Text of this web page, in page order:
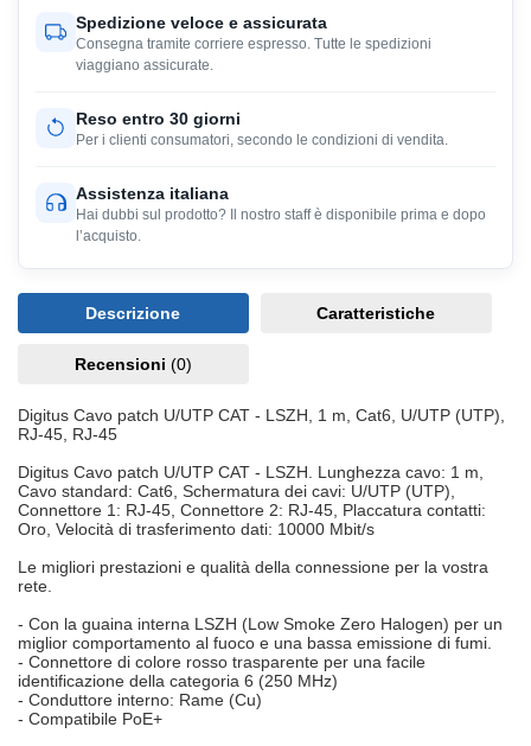
Spedizione veloce e assicurata
Consegna tramite corriere espresso. Tutte le spedizioni
viaggiano assicurate.
Reso entro 30 giorni
Per i clienti consumatori, secondo le condizioni di vendita.
Assistenza italiana
Hai dubbi sul prodotto? Il nostro staff è disponibile prima e dopo
l’acquisto.
Descrizione Caratteristiche
Recensioni (0)
Digitus Cavo patch U/UTP CAT - LSZH, 1 m, Cat6, U/UTP (UTP),
RJ-45, RJ-45
Digitus Cavo patch U/UTP CAT - LSZH. Lunghezza cavo: 1 m,
Cavo standard: Cat6, Schermatura dei cavi: U/UTP (UTP),
Connettore 1: RJ-45, Connettore 2: RJ-45, Placcatura contatti:
Oro, Velocità di trasferimento dati: 10000 Mbit/s
Le migliori prestazioni e qualità della connessione per la vostra
rete.
- Con la guaina interna LSZH (Low Smoke Zero Halogen) per un
miglior comportamento al fuoco e una bassa emissione di fumi.
- Connettore di colore rosso trasparente per una facile
identificazione della categoria 6 (250 MHz)
- Conduttore interno: Rame (Cu)
- Compatibile PoE+